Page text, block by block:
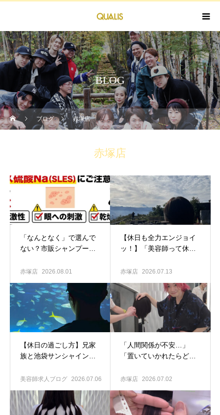
BLOG
ブログ 赤塚店
赤塚店
「なんとなく」で選んで
ない？市販シャンプーが
悪影響”とは？
赤塚店 2026.08.01
【休日も全力エンジョイ
ッ！】「美容師って休み
えます！QUALISスタッフ
赤塚店 2026.07.13
​【休日の過ごし方】兄家
族と池袋サンシャイン水
っ子に癒されまくった幸
美容師求人ブログ 2026.07.06
「人間関係が不安…」
「置いていかれたらどう
抱える美容学生のあなた
赤塚店 2026.07.02